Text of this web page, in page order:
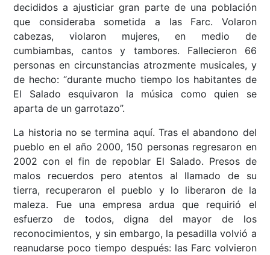
decididos a ajusticiar gran parte de una población
que consideraba sometida a las Farc. Volaron
cabezas, violaron mujeres, en medio de
cumbiambas, cantos y tambores. Fallecieron 66
personas en circunstancias atrozmente musicales, y
de hecho: “durante mucho tiempo los habitantes de
El Salado esquivaron la música como quien se
aparta de un garrotazo”.
La historia no se termina aquí. Tras el abandono del
pueblo en el año 2000, 150 personas regresaron en
2002 con el fin de repoblar El Salado. Presos de
malos recuerdos pero atentos al llamado de su
tierra, recuperaron el pueblo y lo liberaron de la
maleza. Fue una empresa ardua que requirió el
esfuerzo de todos, digna del mayor de los
reconocimientos, y sin embargo, la pesadilla volvió a
reanudarse poco tiempo después: las Farc volvieron